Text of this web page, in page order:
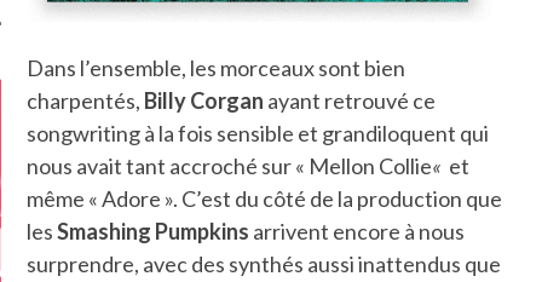
Dans l’ensemble, les morceaux sont bien
charpentés, Billy Corgan ayant retrouvé ce
songwriting à la fois sensible et grandiloquent qui
nous avait tant accroché sur « Mellon Collie« et
même « Adore ». C’est du côté de la production que
lesSmashing Pumpkins arrivent encore à nous
surprendre, avec des synthés aussi inattendus que